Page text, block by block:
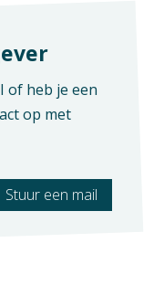
of heb je een
op met
Stuur een mail